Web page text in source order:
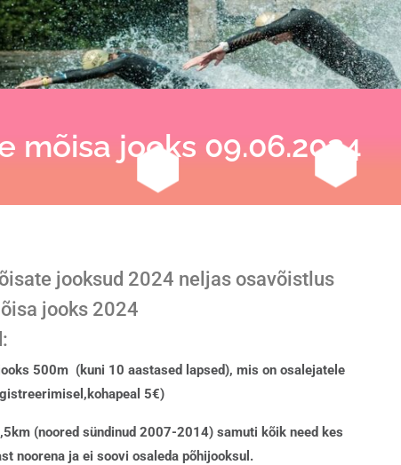
mõisa jooks 09.06.2024
jooksud 2024 neljas osavõistlus
jooks 2024
500m (kuni 10 aastased lapsed), mis on osalejatele
5€)
(noored sündinud 2007-2014) samuti kõik need kes
noorena ja ei soovi osaleda põhijooksul.